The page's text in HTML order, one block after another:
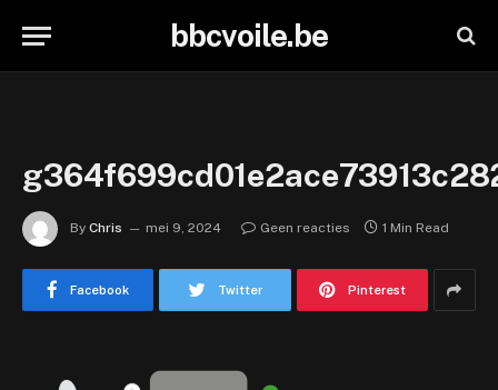
bbcvoile.be
By Chris mei 9, 2024 Geen reacties 1 Min Read
Facebook Twitter Pinterest